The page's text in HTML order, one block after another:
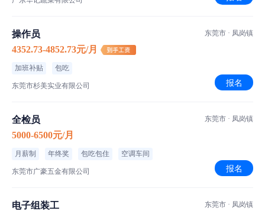
操作员
4352.73-4852.73元/月
加班补贴 包吃
东莞市杉美实业有限公司
东莞市 · 凤岗镇
报名
全检员
5000-6500元/月
月薪制 年终奖 包吃包住 空调车间
东莞市广豪五金有限公司
东莞市 · 凤岗镇
报名
电子组装工
东莞市 · 凤岗镇